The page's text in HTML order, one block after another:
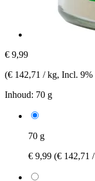
€ 9,99
(€ 142,71 / kg, Incl.
Inhoud: 70 g
70 g
€ 9,99 (€ 142,71